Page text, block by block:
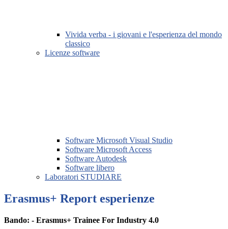
Vivida verba - i giovani e l'esperienza del mondo
classico
Licenze software
Software Microsoft Visual Studio
Software Microsoft Access
Software Autodesk
Software libero
Laboratori STUDIARE
Erasmus+ Report esperienze
Bando: - Erasmus+ Trainee For Industry 4.0